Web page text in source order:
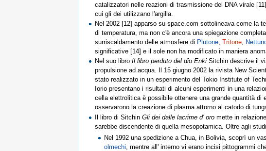
catalizzatori nelle reazioni di trasmissione del DNA virale
cui gli dei utilizzano l'argilla.
Nel 2002 [12] apparso su space.com sottolineava come la
di temperatura, ma non c'è ancora una spiegazione
surriscaldamento delle atmosfere di Plutone,Tritone,
significative [14] e il sole non ha modificato in maniera
Nel suo libroIl libro perduto del dio Enki Sitchin descrive il
propulsione ad acqua. Il 15 giugno 2002 la rivista New
stato realizzato in un esperimento del Tokio Institute of
Iorio presentano i risultati di alcuni esperimenti in una
cella elettrolitica è possibile ottenere una grande quantità
osservarono la creazione di plasma attorno al catodo di
Il libro di SitchinGli dei dalle lacrime d' oro mette in
sarebbe discendente di quella mesopotamica. Oltre agli
Nel 1992 una spedizione a Chua, in Bolivia, scoprì un
olmechi , mentre all' interno vi erano incisi pittogrammi